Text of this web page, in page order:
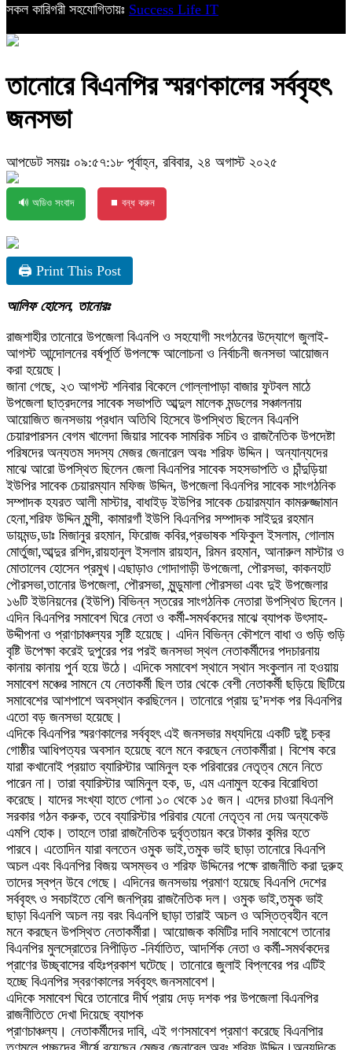
সকল কারিগরী সহযোগিতায়ঃ Success Life IT
তানোরে বিএনপির স্মরণকালের সর্ববৃহৎ
জনসভা
আপডেট সময়ঃ ০৯:৫৭:১৮ পূর্বাহ্ন, রবিবার, ২৪ অগাস্ট ২০২৫
🔊 অডিও সংবাদ ⏹ বন্ধ করুন
🖨 Print This Post
আলিফ হোসেন, তানোরঃ
রাজশাহীর তানোরে উপজেলা বিএনপি ও সহযোগী সংগঠনের উদ্যোগে জুলাই-
আগস্ট আন্দোলনের বর্ষপূর্তি উপলক্ষে আলোচনা ও নির্বাচনী জনসভা আয়োজন
করা হয়েছে।
জানা গেছে, ২৩ আগস্ট শনিবার বিকেলে গোল্লাপাড়া বাজার ফুটবল মাঠে
উপজেলা ছাত্রদলের সাবেক সভাপতি আব্দুল মালেক মন্ডলের সঞ্চালনায়
আয়োজিত জনসভায় প্রধান অতিথি হিসেবে উপস্থিত ছিলেন বিএনপি
চেয়ারপারসন বেগম খালেদা জিয়ার সাবেক সামরিক সচিব ও রাজনৈতিক উপদেষ্টা
পরিষদের অন্যতম সদস্য মেজর জেনারেল অবঃ শরিফ উদ্দিন। অন্যান্যদের
মাঝে আরো উপস্থিত ছিলেন জেলা বিএনপির সাবেক সহসভাপতি ও চাঁন্দুড়িয়া
ইউপির সাবেক চেয়ারম্যান মফিজ উদ্দিন, উপজেলা বিএনপির সাবেক সাংগঠনিক
সম্পাদক হযরত আলী মাস্টার, বাধাইড় ইউপির সাবেক চেয়ারম্যান কামরুজ্জামান
হেনা,শরিফ উদ্দিন মুন্সী, কামারগাঁ ইউপি বিএনপির সম্পাদক সাইদুর রহমান
ডায়মন্ড,ডাঃ মিজানুর রহমান, ফিরোজ কবির,প্রভাষক শফিকুল ইসলাম, গোলাম
মোর্তুজা,আব্দুর রশিদ,রায়হানুল ইসলাম রায়হান, রিমন রহমান, আনারুল মাস্টার ও
মোতালেব হোসেন প্রমুখ।এছাড়াও গোদাগাড়ী উপজেলা, পৌরসভা, কাকনহাট
পৌরসভা,তানোর উপজেলা, পৌরসভা, মুন্ডুমালা পৌরসভা এবং দুই উপজেলার
১৬টি ইউনিয়নের (ইউপি) বিভিন্ন স্তরের সাংগঠনিক নেতারা উপস্থিত ছিলেন।
এদিন বিএনপির সমাবেশ ঘিরে নেতা ও কর্মী-সমর্থকদের মাঝে ব্যাপক উৎসাহ-
উদ্দীপনা ও প্রাণচাঞ্চল্যর সৃষ্টি হয়েছে। এদিন বিভিন্ন কৌশলে বাধা ও গুড়ি গুড়ি
বৃষ্টি উপেক্ষা করেই দুপুরের পর পরই জনসভা স্থল নেতাকর্মীদের পদচারনায়
কানায় কানায় পুর্ন হয়ে উঠে। এদিকে সমাবেশ স্থানে স্থান সংকুলান না হওয়ায়
সমাবেশ মঞ্চের সামনে যে নেতাকর্মী ছিল তার থেকে বেশী নেতাকর্মী ছড়িয়ে ছিটিয়ে
সমাবেশের আশপাশে অবস্থান করছিলেন। তানোরে প্রায় দু’দশক পর বিএনপির
এতো বড় জনসভা হয়েছে।
এদিকে বিএনপির স্মরণকালের সর্ববৃহৎ এই জনসভার মধ্যদিয়ে একটি দুষ্টু চক্র
গোষ্ঠীর আধিপত্যর অবসান হয়েছে বলে মনে করছেন নেতাকর্মীরা। বিশেষ করে
যারা কখানোই প্রয়াত ব্যারিস্টার আমিনুল হক পরিবারের নেতৃত্ব মেনে নিতে
পারেন না। তারা ব্যারিস্টার আমিনুল হক, ড, এম এনামুল হকের বিরোধিতা
করেছে। যাদের সংখ্যা হাতে গোনা ১০ থেকে ১৫ জন। এদের চাওয়া বিএনপি
সরকার গঠন করুক, তবে ব্যারিস্টার পরিবার যেনো নেতৃত্ব না দেয় অন্যকেউ
এমপি হোক। তাহলে তারা রাজনৈতিক দুর্বৃত্তায়ন করে টাকার কুমির হতে
পারবে। এতোদিন যারা বলতেন ওমুক ভাই,তমুক ভাই ছাড়া তানোরে বিএনপি
অচল এবং বিএনপির বিজয় অসম্ভব ও শরিফ উদ্দিনের পক্ষে রাজনীতি করা দুরুহ
তাদের স্বপ্ন উবে গেছে। এদিনের জনসভায় প্রমাণ হয়েছে বিএনপি দেশের
সর্ববৃহৎ ও সবচাইতে বেশি জনপ্রিয় রাজনৈতিক দল। ওমুক ভাই,তমুক ভাই
ছাড়া বিএনপি অচল নয় বরং বিএনপি ছাড়া তারাই অচল ও অস্তিত্বহীন বলে
মনে করছেন উপস্থিত নেতাকর্মীরা। আয়োজক কমিটির দাবি সমাবেশে তানোর
বিএনপির মুলস্রোতের নিপীড়িত -নির্যাতিত, আদর্শিক নেতা ও কর্মী-সমর্থকদের
প্রাণের উচ্ছ্বাসের বহিঃপ্রকাশ ঘটেছে। তানোরে জুলাই বিপ্লবের পর এটিই
হচ্ছে বিএনপির স্বরণকালের সর্ববৃহৎ জনসমাবেশ।
এদিকে সমাবেশ ঘিরে তানোরে দীর্ঘ প্রায় দেড় দশক পর উপজেলা বিএনপির
রাজনীতিতে দেখা দিয়েছে ব্যাপক
প্রাণচাঞ্চল্য। নেতাকর্মীদের দাবি, এই গণসমাবেশ প্রমাণ করেছে বিএনপিার